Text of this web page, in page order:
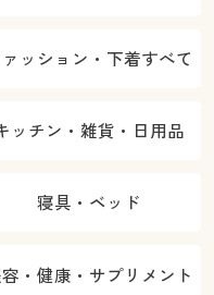
ッション・下着すべて
ッチン・雑貨・日用品
寝具・ベッド
・健康・サプリメント